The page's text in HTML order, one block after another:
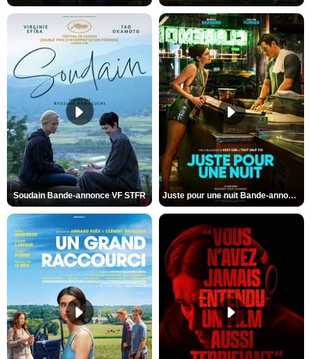
Soudain Bande-annonce VF STFR Juste pour une nuit Bande-annonce VO STFR